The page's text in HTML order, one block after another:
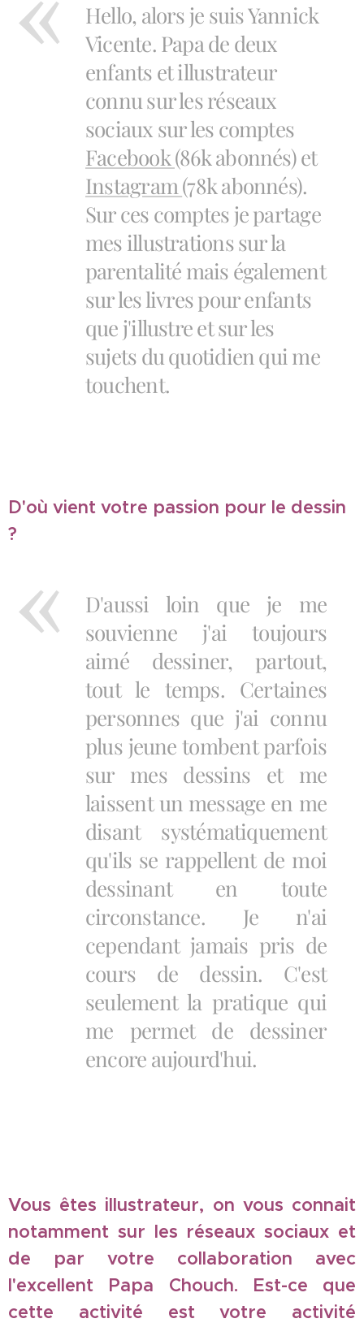
Hello, alors je suis Yannick
Vicente. Papa de deux
enfants et illustrateur
connu sur les réseaux
sociaux sur les comptes
Facebook(86k abonnés) et
Instagram(78k abonnés).
Sur ces comptes je partage
mes illustrations sur la
parentalité mais également
sur les livres pour enfants
que j'illustre et sur les
sujets du quotidien qui me
touchent.
D'où vient votre passion pour le dessin
?
D'aussi loin que je me
souvienne j'ai toujours
aimé dessiner, partout,
tout le temps. Certaines
personnes que j'ai connu
plus jeune tombent parfois
sur mes dessins et me
laissent un message en me
disant systématiquement
qu'ils se rappellent de moi
dessinant en toute
circonstance. Je n'ai
cependant jamais pris de
cours de dessin. C'est
seulement la pratique qui
me permet de dessiner
encore aujourd'hui.
Vous êtes illustrateur, on vous connait
notamment sur les réseaux sociaux et
de par votre collaboration avec
l'excellent Papa Chouch. Est-ce que
cette activité est votre activité